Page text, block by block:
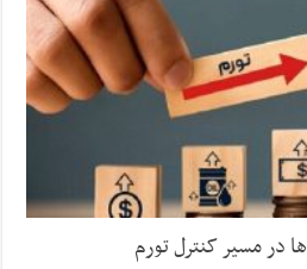
در مسیر کنترل تورم